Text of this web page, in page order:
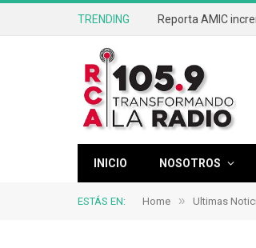
TRENDING Reporta AMIC
INICIO NOSOTROS
ESTÁS EN: Home » Ultimas